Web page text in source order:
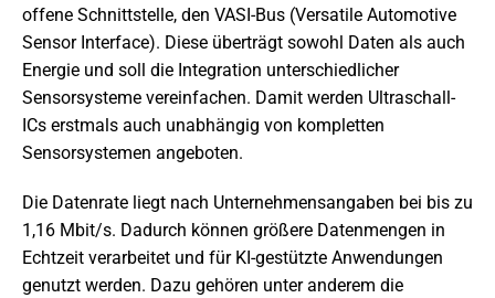
offene Schnittstelle, den VASI-Bus (Versatile Automotive
Sensor Interface). Diese überträgt sowohl Daten als auch
Energie und soll die Integration unterschiedlicher
Sensorsysteme vereinfachen. Damit werden Ultraschall-
ICs erstmals auch unabhängig von kompletten
Sensorsystemen angeboten.
Die Datenrate liegt nach Unternehmensangaben bei bis zu
1,16 Mbit/s. Dadurch können größere Datenmengen in
Echtzeit verarbeitet und für KI-gestützte Anwendungen
genutzt werden. Dazu gehören unter anderem die